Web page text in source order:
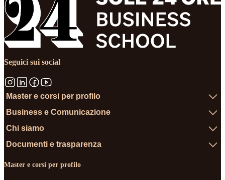
Seguici sui social
Master e corsi per profilo
Business e Comunicazione
Chi siamo
Documenti e trasparenza
Master e corsi per profilo